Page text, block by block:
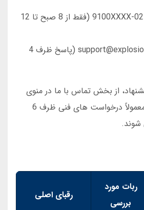
شماره تماس: 021-9100XXXX (فقط از 8 صبح تا 12
ایمیل: support@explosion-bot.ir (پاسخ ظرف 4
از بخش تماس با ما در منوی
برنامه استفاده کنید. معمولاً درخواست های فنی ظرف 6
ربات مورد
بررسی
رقبای اصلی